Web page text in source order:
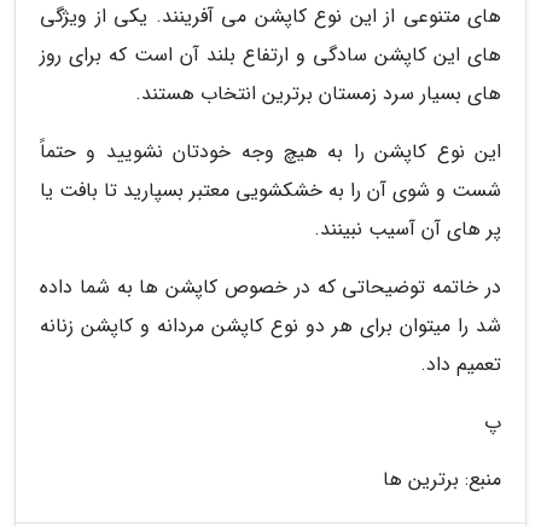
های متنوعی از این نوع کاپشن می آفرینند. یکی از ویژگی
های این کاپشن سادگی و ارتفاع بلند آن است که برای روز
های بسیار سرد زمستان برترین انتخاب هستند.
این نوع کاپشن را به هیچ وجه خودتان نشویید و حتماً
شست و شوی آن را به خشکشویی معتبر بسپارید تا بافت یا
پر های آن آسیب نبینند.
در خاتمه توضیحاتی که در خصوص کاپشن ها به شما داده
شد را میتوان برای هر دو نوع کاپشن مردانه و کاپشن زنانه
تعمیم داد.
پ
منبع: برترین ها